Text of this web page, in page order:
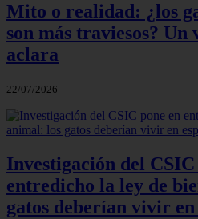
Mito o realidad: ¿los
son más traviesos?
aclara
22/07/2026
Investigación del CSIC
entredicho la ley de
gatos deberían vivir en